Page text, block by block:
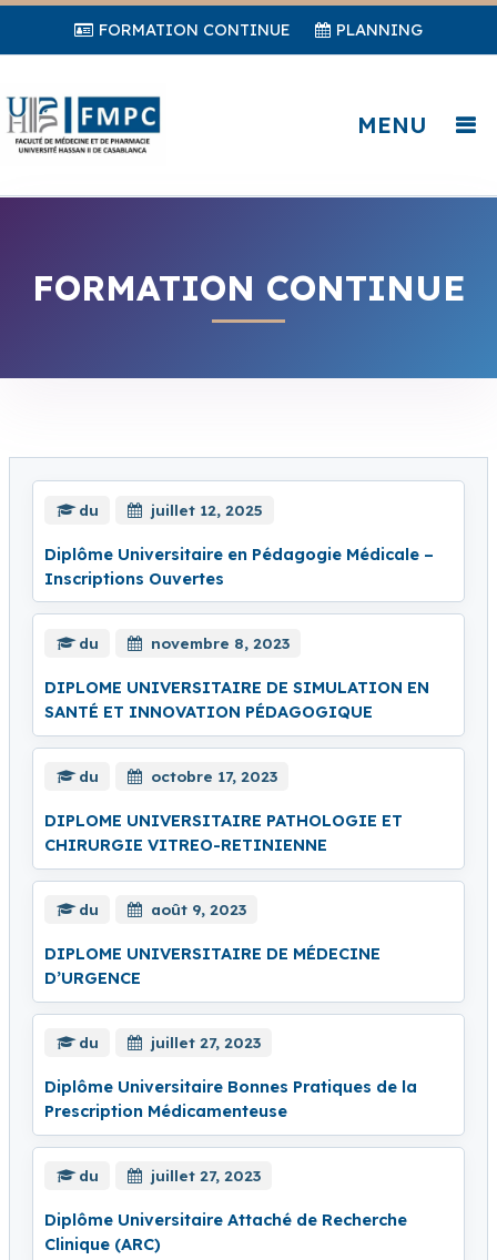
FORMATION CONTINUE PLANNING
MENU
FORMATION CONTINUE
du juillet 12, 2025
Diplôme Universitaire en Pédagogie Médicale –
Inscriptions Ouvertes
du novembre 8, 2023
DIPLOME UNIVERSITAIRE DE SIMULATION EN
SANTÉ ET INNOVATION PÉDAGOGIQUE
du octobre 17, 2023
DIPLOME UNIVERSITAIRE PATHOLOGIE ET
CHIRURGIE VITREO-RETINIENNE
du août 9, 2023
DIPLOME UNIVERSITAIRE DE MÉDECINE
D’URGENCE
du juillet 27, 2023
Diplôme Universitaire Bonnes Pratiques de la
Prescription Médicamenteuse
du juillet 27, 2023
Diplôme Universitaire Attaché de Recherche
Clinique (ARC)